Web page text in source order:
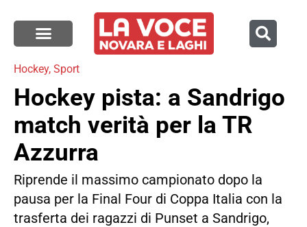
Hockey, Sport
Hockey pista: a Sandrigo
match verità per la TR
Azzurra
Riprende il massimo campionato dopo la
pausa per la Final Four di Coppa Italia con la
trasferta dei ragazzi di Punset a Sandrigo,